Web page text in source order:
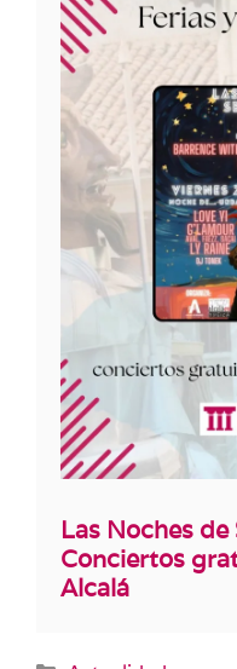
Las Noches de
Conciertos
Alcalá